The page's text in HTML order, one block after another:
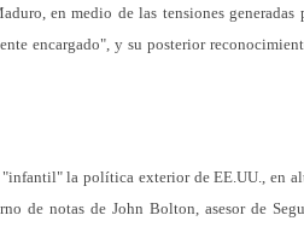
en medio de las tensiones generadas
encargado", y su posterior
la política exterior de EE.UU., en
de notas de John Bolton, asesor de